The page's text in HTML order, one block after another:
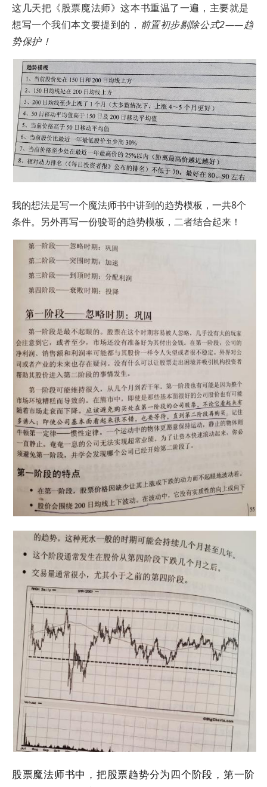
这几天把《股票魔法师》这本书重温了一遍，主要就是
想写一个我们本文要提到的， 前置初步剔除公式2——趋
势保护！
我的想法是写一个魔法师书中讲到的趋势模板，一共8个
条件。另外再写一份骏哥的趋势模板，二者结合起来！
股票魔法师书中，把股票趋势分为四个阶段，第一阶